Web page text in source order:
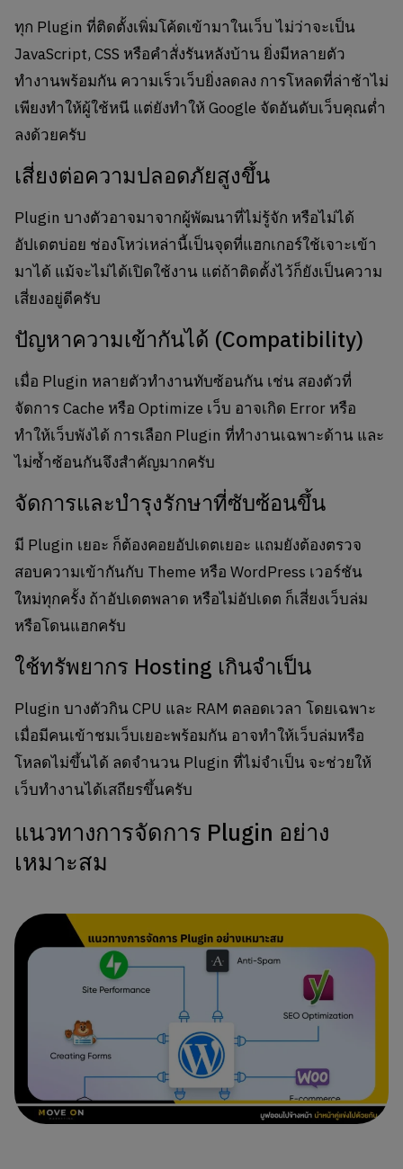
ทุก Plugin ที่ติดตั้งเพิ่มโค้ดเข้ามาในเว็บ ไม่ว่าจะเป็น
JavaScript, CSS หรือคำสั่งรันหลังบ้าน ยิ่งมีหลายตัว
ทำงานพร้อมกัน ความเร็วเว็บยิ่งลดลง การโหลดที่ล่าช้าไม่
เพียงทำให้ผู้ใช้หนี แต่ยังทำให้ Google จัดอันดับเว็บคุณต่ำ
ลงด้วยครับ
เสี่ยงต่อความปลอดภัยสูงขึ้น
Plugin บางตัวอาจมาจากผู้พัฒนาที่ไม่รู้จัก หรือไม่ได้
อัปเดตบ่อย ช่องโหว่เหล่านี้เป็นจุดที่แฮกเกอร์ใช้เจาะเข้า
มาได้ แม้จะไม่ได้เปิดใช้งาน แต่ถ้าติดตั้งไว้ก็ยังเป็นความ
เสี่ยงอยู่ดีครับ
ปัญหาความเข้ากันได้ (Compatibility)
เมื่อ Plugin หลายตัวทำงานทับซ้อนกัน เช่น สองตัวที่
จัดการ Cache หรือ Optimize เว็บ อาจเกิด Error หรือ
ทำให้เว็บพังได้ การเลือก Plugin ที่ทำงานเฉพาะด้าน และ
ไม่ซ้ำซ้อนกันจึงสำคัญมากครับ
จัดการและบำรุงรักษาที่ซับซ้อนขึ้น
มี Plugin เยอะ ก็ต้องคอยอัปเดตเยอะ แถมยังต้องตรวจ
สอบความเข้ากันกับ Theme หรือ WordPress เวอร์ชัน
ใหม่ทุกครั้ง ถ้าอัปเดตพลาด หรือไม่อัปเดต ก็เสี่ยงเว็บล่ม
หรือโดนแฮกครับ
ใช้ทรัพยากร Hosting เกินจำเป็น
Plugin บางตัวกิน CPU และ RAM ตลอดเวลา โดยเฉพาะ
เมื่อมีคนเข้าชมเว็บเยอะพร้อมกัน อาจทำให้เว็บล่มหรือ
โหลดไม่ขึ้นได้ ลดจำนวน Plugin ที่ไม่จำเป็น จะช่วยให้
เว็บทำงานได้เสถียรขึ้นครับ
แนวทางการจัดการ Plugin อย่าง
เหมาะสม